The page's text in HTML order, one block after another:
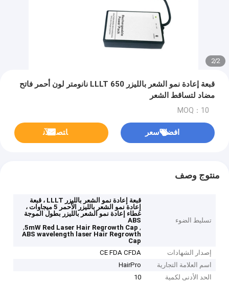
2
/
2
قبعة إعادة نمو الشعر بالليزر LLLT 650 نانومتر لون أحمر فاتح
مضاد لتساقط الشعر
MOQ：10
افضل سعر ﺎﺘﺼﻟ ﺍﻶﻧ
منتوج وصف
تسليط الضوء
قبعة إعادة نمو الشعر بالليزر LLLT ، قبعة
إعادة نمو الشعر بالليزر الأحمر 5 ميجاوات ،
غطاء إعادة نمو الشعر بالليزر بطول الموجة
ABS
,
5mW Red Laser Hair Regrowth Cap
,
ABS wavelength laser Hair Regrowth
Cap
إصدار الشهادات
CE FDA CFDA
اسم العلامة التجارية
HairPro
الحد الأدنى لكمية
10